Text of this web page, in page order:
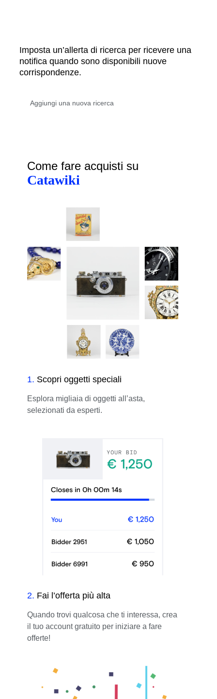
Imposta un’allerta di ricerca per ricevere una
notifica quando sono disponibili nuove
corrispondenze.
Come fare acquisti su
Catawiki
1. Scopri oggetti speciali
Esplora migliaia di oggetti all’asta,
selezionati da esperti.
2. Fai l’offerta più alta
Quando trovi qualcosa che ti interessa, crea
il tuo account gratuito per iniziare a fare
offerte!